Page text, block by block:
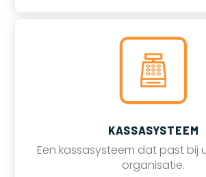
KASSASYSTEEM
Een kassasysteem dat past bij
organisatie.